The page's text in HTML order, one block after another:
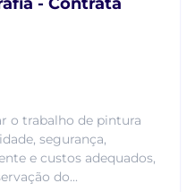
o trabalho de pintura
segurança,
e custos adequados,
do...